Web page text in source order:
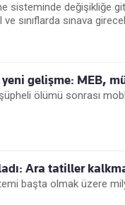
sisteminde değişikliğe
sınıflarda sınava
gelişme: MEB,
ölümü sonrası
Ara tatiller
başta olmak üzere